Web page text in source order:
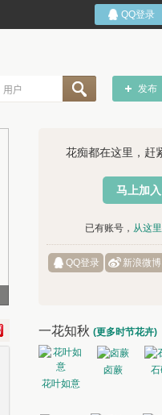
发布
花痴都在这里，赶
马上加入
已有账号， 从这
QQ登录 新浪微博
一花知秋 (更多时节花卉)
花叶如意
卤蕨
石
QQ登录